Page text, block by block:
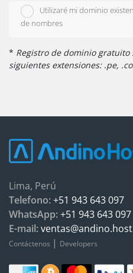
Utilizaré mi dominio
de nombres
* Registro de dominio
siguientes extensiones: .pe,
Lima, Perú
Telefono:+51 943 643 097
WhatsApp:+51 943 643 097
E-mail:ventas@andino.host
Contáctenos | Developers